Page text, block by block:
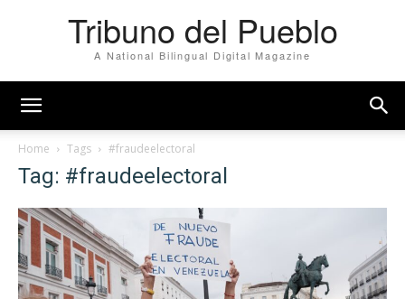
Tribuno del Pueblo
A National Bilingual Digital Magazine
Home Tags #fraudeelectoral
Tag: #fraudeelectoral